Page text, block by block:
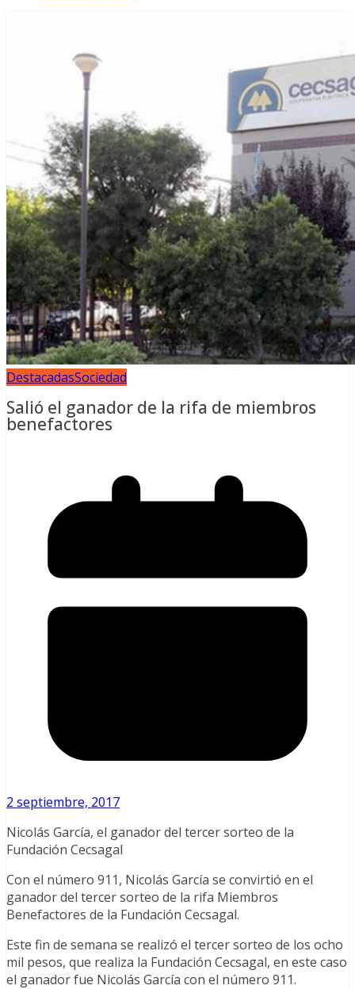
DestacadasSociedad
Salió el ganador de la rifa de miembros
benefactores
2 septiembre, 2017
Nicolás García, el ganador del tercer sorteo de la
Fundación Cecsagal
Con el número 911, Nicolás García se convirtió en el
ganador del tercer sorteo de la rifa Miembros
Benefactores de la Fundación Cecsagal.
Este fin de semana se realizó el tercer sorteo de los ocho
mil pesos, que realiza la Fundación Cecsagal, en este caso
el ganador fue Nicolás García con el número 911.